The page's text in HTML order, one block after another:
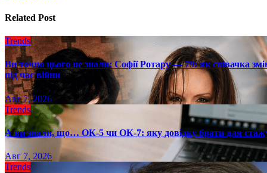
Related Post
Trends
Ви точно цього не знали: Софії Ротару — 79: як співачка
під час війни
Авг 7, 2026
Trends
А ви знали, що… ОК-5 чи ОК-7: яку довідку брати для
Авг 7, 2026
Trends